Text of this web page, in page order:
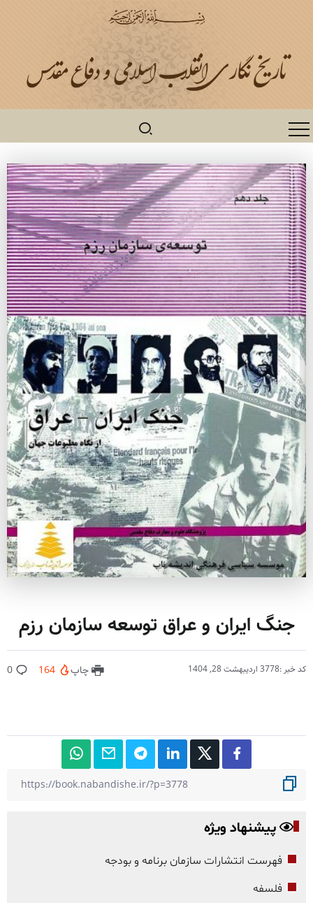
جنگ ایران و عراق توسعه سازمان رزم
کد خبر :3778 اردیبهشت 28, 1404 چاپ 164
0
پیشنهاد ویژه
فهرست انتشارات سازمان برنامه و بودجه
فلسفه